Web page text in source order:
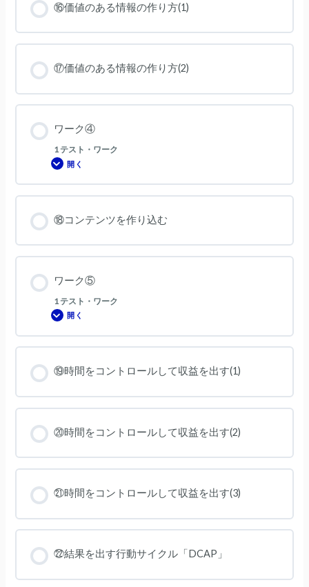
⑯価値のある情報の作り方(1)
⑰価値のある情報の作り方(2)
ワーク④
1 テスト・ワーク
開く
ワ
ク
④
⑱コンテンツを作り込む
ワーク⑤
1 テスト・ワーク
開く
ワ
ク
⑤
⑲時間をコントロールして収益を出す(1)
⑳時間をコントロールして収益を出す(2)
㉑時間をコントロールして収益を出す(3)
㉒結果を出す行動サイクル「DCAP」